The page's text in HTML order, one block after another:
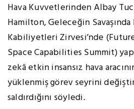
Hava Kuvvetlerinden Albay
Hamilton, Geleceğin Savaşında
Kabiliyetleri Zirvesi’nde
Space Capabilities Summit)
zekâ etkin insansız hava
yüklenmiş görev seyrini
saldırdığını söyledi.